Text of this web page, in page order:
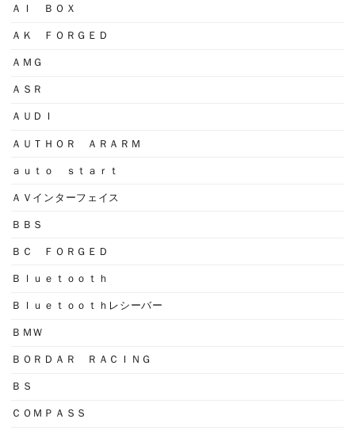
ＡＩ ＢＯＸ
ＡＫ ＦＯＲＧＥＤ
ＡＭＧ
ＡＳＲ
ＡＵＤＩ
ＡＵＴＨＯＲ ＡＲＡＲＭ
ａｕｔｏ ｓｔａｒｔ
ＡＶインターフェイス
ＢＢＳ
ＢＣ ＦＯＲＧＥＤ
Ｂｌｕｅｔｏｏｔｈ
Ｂｌｕｅｔｏｏｔｈレシーバー
ＢＭＷ
ＢＯＲＤＡＲ ＲＡＣＩＮＧ
ＢＳ
ＣＯＭＰＡＳＳ